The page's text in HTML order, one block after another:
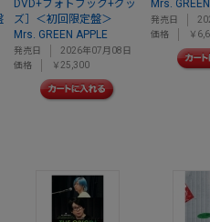
DVD+フォトブック+グッ
ズ］＜初回限定盤＞
Mrs. GREEN APPLE
発売日
2026年07月08日
価格
￥25,300
Mrs.
発売日
価格
￥